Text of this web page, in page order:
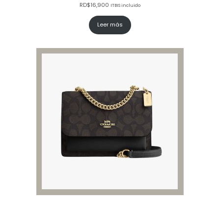
RD$16,900 ITBIS incluido
Leer más